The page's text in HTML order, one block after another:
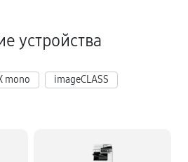
устройства
mono imageCLASS